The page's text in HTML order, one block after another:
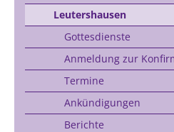
Leutershausen
Gottesdienste
Anmeldung zur
Termine
Ankündigungen
Berichte